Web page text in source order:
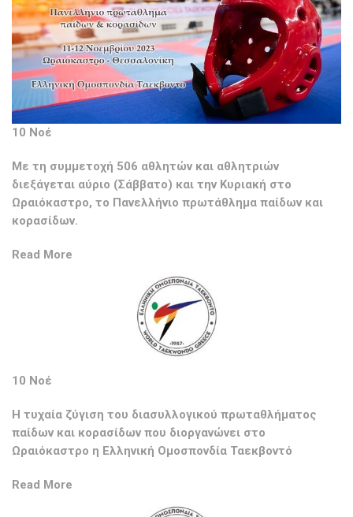
10 Νοέ
Με τη συμμετοχή 506 αθλητών και αθλητριών
διεξάγεται αύριο (Σάββατο) και την Κυριακή στο
Ωραιόκαστρο, το Πανελλήνιο πρωτάθλημα παίδων και
κορασίδων.
Read More
10 Νοέ
Η τυχαία ζύγιση του διασυλλογικού πρωταθλήματος
παίδων και κορασίδων που διοργανώνει στο
Ωραιόκαστρο η Ελληνική Ομοσπονδία Ταεκβοντό
Read More